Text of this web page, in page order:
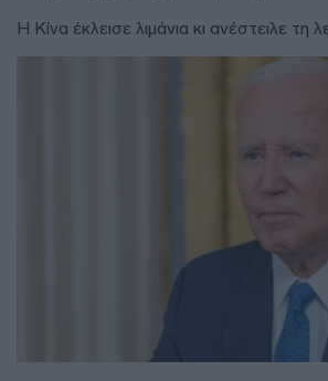
Η Κίνα έκλεισε λιμάνια κι ανέστειλε τη